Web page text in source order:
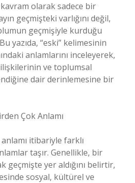
olarak sadece bir
geçmişteki varlığını değil,
geçmişiyle kurduğu
yazıda, “eski” kelimesinin
anlamlarını inceleyerek,
ve toplumsal
dair derinlemesine bir
Çok Anlamı
itibariyle farklı
taşır. Genellikle, bir
geçmişte yer aldığını belirtir,
sosyal, kültürel ve